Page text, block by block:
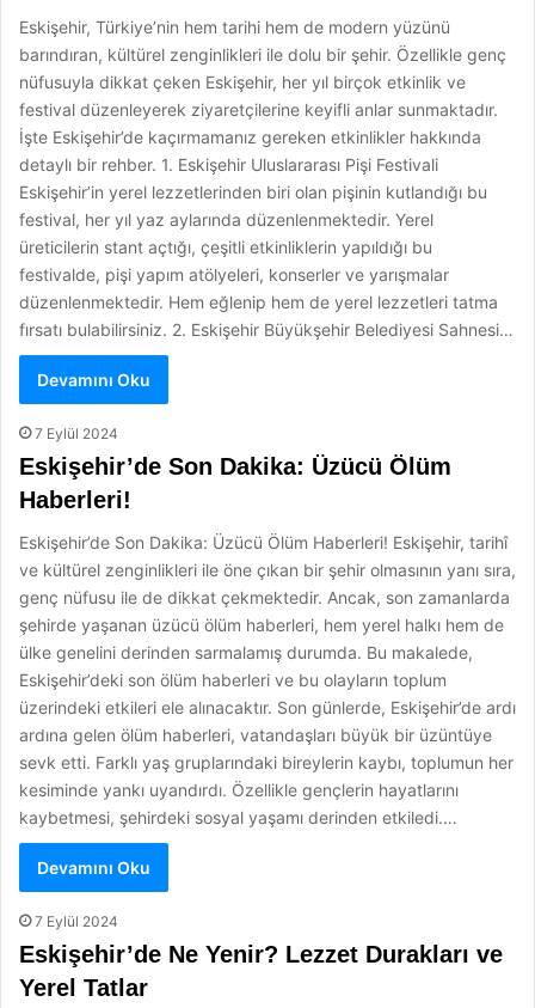
Eskişehir, Türkiye’nin hem tarihi hem de modern yüzünü
barındıran, kültürel zenginlikleri ile dolu bir şehir. Özellikle genç
nüfusuyla dikkat çeken Eskişehir, her yıl birçok etkinlik ve
festival düzenleyerek ziyaretçilerine keyifli anlar sunmaktadır.
İşte Eskişehir’de kaçırmamanız gereken etkinlikler hakkında
detaylı bir rehber. 1. Eskişehir Uluslararası Pişi Festivali
Eskişehir’in yerel lezzetlerinden biri olan pişinin kutlandığı bu
festival, her yıl yaz aylarında düzenlenmektedir. Yerel
üreticilerin stant açtığı, çeşitli etkinliklerin yapıldığı bu
festivalde, pişi yapım atölyeleri, konserler ve yarışmalar
düzenlenmektedir. Hem eğlenip hem de yerel lezzetleri tatma
fırsatı bulabilirsiniz. 2. Eskişehir Büyükşehir Belediyesi Sahnesi…
Devamını Oku
7 Eylül 2024
Eskişehir’de Son Dakika: Üzücü Ölüm
Haberleri!
Eskişehir’de Son Dakika: Üzücü Ölüm Haberleri! Eskişehir, tarihî
ve kültürel zenginlikleri ile öne çıkan bir şehir olmasının yanı sıra,
genç nüfusu ile de dikkat çekmektedir. Ancak, son zamanlarda
şehirde yaşanan üzücü ölüm haberleri, hem yerel halkı hem de
ülke genelini derinden sarmalamış durumda. Bu makalede,
Eskişehir’deki son ölüm haberleri ve bu olayların toplum
üzerindeki etkileri ele alınacaktır. Son günlerde, Eskişehir’de ardı
ardına gelen ölüm haberleri, vatandaşları büyük bir üzüntüye
sevk etti. Farklı yaş gruplarındaki bireylerin kaybı, toplumun her
kesiminde yankı uyandırdı. Özellikle gençlerin hayatlarını
kaybetmesi, şehirdeki sosyal yaşamı derinden etkiledi.…
Devamını Oku
7 Eylül 2024
Eskişehir’de Ne Yenir? Lezzet Durakları ve
Yerel Tatlar